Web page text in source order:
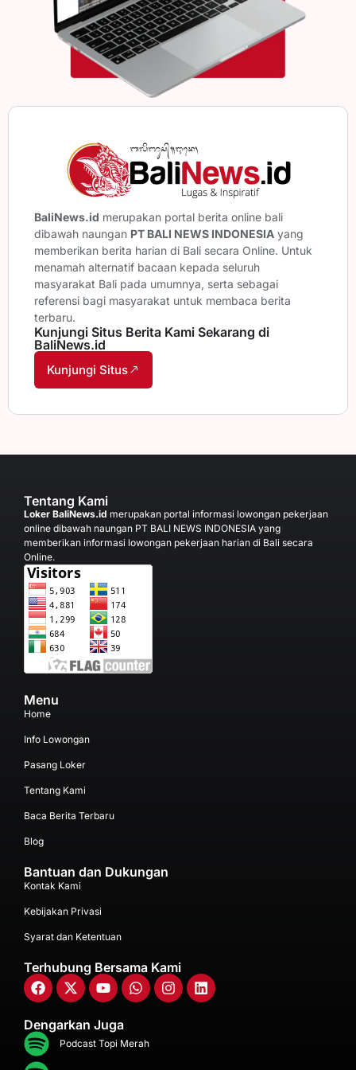
BaliNews.id merupakan portal berita online bali
dibawah naungan PT BALI NEWS INDONESIA yang
memberikan berita harian di Bali secara Online. Untuk
menamah alternatif bacaan kepada seluruh
masyarakat Bali pada umumnya, serta sebagai
referensi bagi masyarakat untuk membaca berita
terbaru.
Kunjungi Situs Berita Kami Sekarang di
BaliNews.id
Kunjungi Situs
Tentang Kami
Loker BaliNews.id merupakan portal informasi lowongan pekerjaan
online dibawah naungan PT BALI NEWS INDONESIA yang
memberikan informasi lowongan pekerjaan harian di Bali secara
Online.
Menu
Home
Info Lowongan
Pasang Loker
Tentang Kami
Baca Berita Terbaru
Blog
Bantuan dan Dukungan
Kontak Kami
Kebijakan Privasi
Syarat dan Ketentuan
Terhubung Bersama Kami
Dengarkan Juga
Podcast Topi Merah